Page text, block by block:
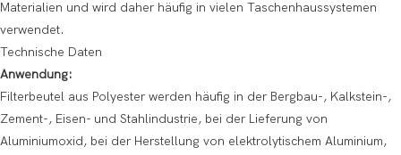
Materialien und wird daher häufig in vielen Taschenhaussystemen
verwendet.
Technische Daten
Anwendung:
Filterbeutel aus Polyester werden häufig in der Bergbau-, Kalkstein-,
Zement-, Eisen- und Stahlindustrie, bei der Lieferung von
Aluminiumoxid, bei der Herstellung von elektrolytischem Aluminium,